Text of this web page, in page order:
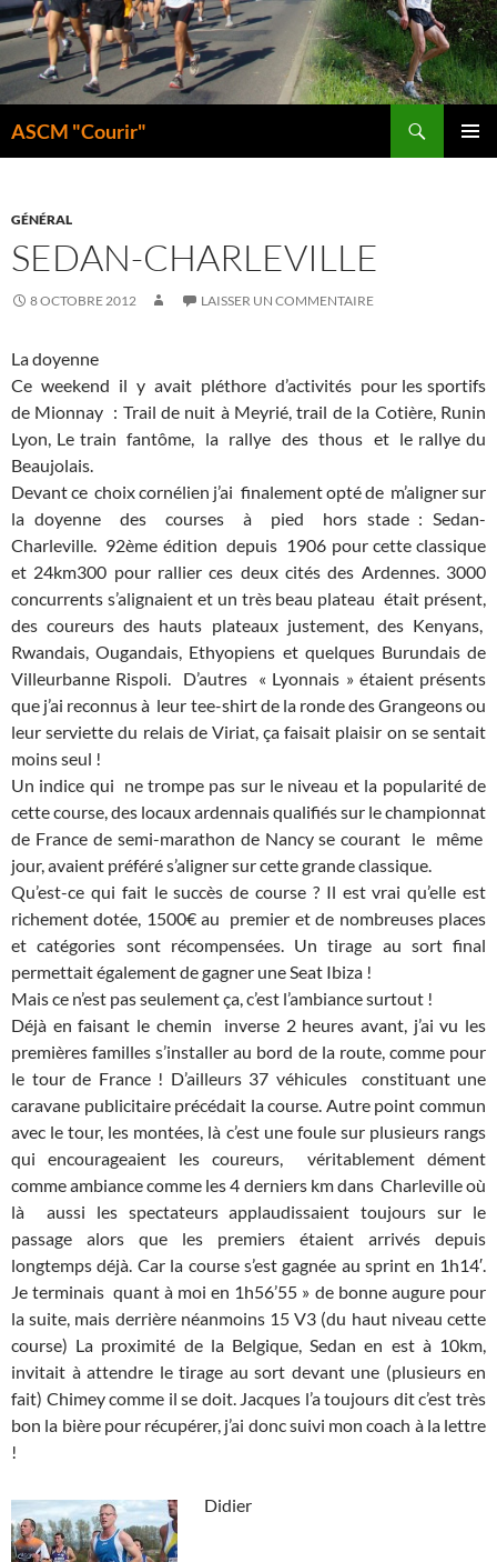
Aller
au
contenu
ASCM "Courir"
GÉNÉRAL
SEDAN-CHARLEVILLE
8 OCTOBRE 2012 LAISSER UN COMMENTAIRE
La doyenne
Ce weekend il y avait pléthore d’activités pour les sportifs
de Mionnay : Trail de nuit à Meyrié, trail de la Cotière, Runin
Lyon, Le train fantôme, la rallye des thous et le rallye du
Beaujolais.
Devant ce choix cornélien j’ai finalement opté de m’aligner sur
la doyenne des courses à pied hors stade : Sedan-
Charleville. 92ème édition depuis 1906 pour cette classique
et 24km300 pour rallier ces deux cités des Ardennes. 3000
concurrents s’alignaient et un très beau plateau était présent,
des coureurs des hauts plateaux justement, des Kenyans,
Rwandais, Ougandais, Ethyopiens et quelques Burundais de
Villeurbanne Rispoli. D’autres « Lyonnais » étaient présents
que j’ai reconnus à leur tee-shirt de la ronde des Grangeons ou
leur serviette du relais de Viriat, ça faisait plaisir on se sentait
moins seul !
Un indice qui ne trompe pas sur le niveau et la popularité de
cette course, des locaux ardennais qualifiés sur le championnat
de France de semi-marathon de Nancy se courant le même
jour, avaient préféré s’aligner sur cette grande classique.
Qu’est-ce qui fait le succès de course ? Il est vrai qu’elle est
richement dotée, 1500€ au premier et de nombreuses places
et catégories sont récompensées. Un tirage au sort final
permettait également de gagner une Seat Ibiza !
Mais ce n’est pas seulement ça, c’est l’ambiance surtout !
Déjà en faisant le chemin inverse 2 heures avant, j’ai vu les
premières familles s’installer au bord de la route, comme pour
le tour de France ! D’ailleurs 37 véhicules constituant une
caravane publicitaire précédait la course. Autre point commun
avec le tour, les montées, là c’est une foule sur plusieurs rangs
qui encourageaient les coureurs, véritablement dément
comme ambiance comme les 4 derniers km dans Charleville où
là aussi les spectateurs applaudissaient toujours sur le
passage alors que les premiers étaient arrivés depuis
longtemps déjà. Car la course s’est gagnée au sprint en 1h14′.
Je terminais quant à moi en 1h56’55 » de bonne augure pour
la suite, mais derrière néanmoins 15 V3 (du haut niveau cette
course) La proximité de la Belgique, Sedan en est à 10km,
invitait à attendre le tirage au sort devant une (plusieurs en
fait) Chimey comme il se doit. Jacques l’a toujours dit c’est très
bon la bière pour récupérer, j’ai donc suivi mon coach à la lettre
!
Didier